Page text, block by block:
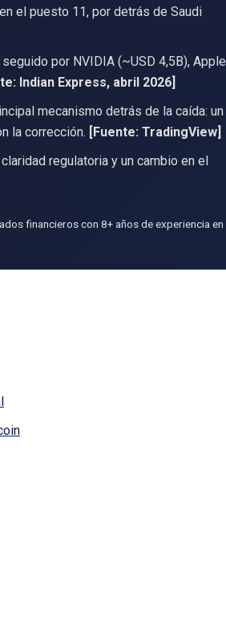
el puesto 11, por detrás de Saudi
por NVIDIA (~USD 4,5B), Apple
Indian Express, abril 2026]
mecanismo detrás de la caída: un
la corrección. [Fuente: TradingView]
regulatoria y un cambio en el
financieros con 8+ años de experiencia en